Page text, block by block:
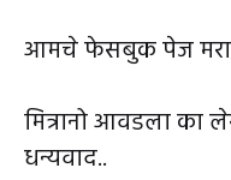
आमचे फेसबुक पेज
मित्रानो आवडला का
धन्यवाद..